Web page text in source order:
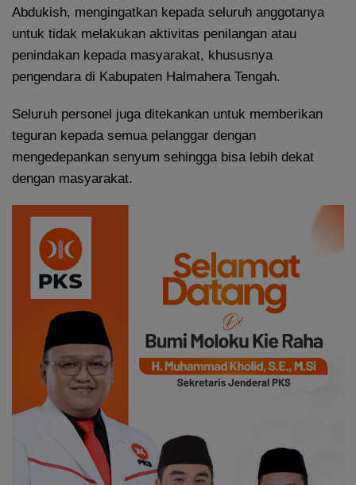
Abdukish, mengingatkan kepada seluruh anggotanya
untuk tidak melakukan aktivitas penilangan atau
penindakan kepada masyarakat, khususnya
pengendara di Kabupaten Halmahera Tengah.
Seluruh personel juga ditekankan untuk memberikan
teguran kepada semua pelanggar dengan
mengedepankan senyum sehingga bisa lebih dekat
dengan masyarakat.